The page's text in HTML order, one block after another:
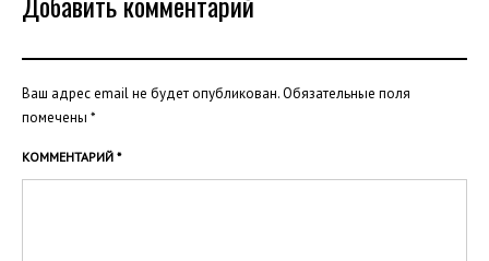
Ваш адрес email не будет опубликован.Обязательные поля
помечены *
КОММЕНТАРИЙ *